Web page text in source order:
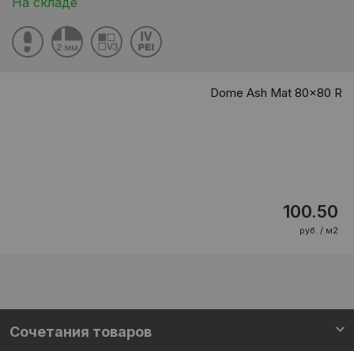
Dome Ash Mat 80x80 R
100.50
руб. / м2
Cочетания товаров